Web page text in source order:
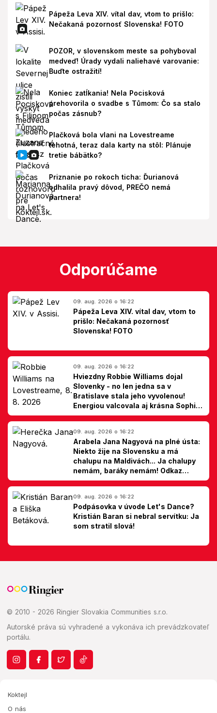
Pápeža Leva XIV. vítal dav, vtom to prišlo:
Nečakaná pozornosť Slovenska! FOTO
POZOR, v slovenskom meste sa pohyboval
medveď! Úrady vydali naliehavé varovanie:
Buďte ostražití!
Koniec zatĺkania! Nela Pocisková
prehovorila o svadbe s Tůmom: Čo sa stalo
počas zásnub?
Plačková bola vlani na Lovestreame
tehotná, teraz dala karty na stôl: Plánuje
tretie bábätko?
Priznanie po rokoch ticha: Ďurianová
odhalila pravý dôvod, PREČO nemá
partnera!
Odporúčame
09. aug. 2026 o 16:22
Pápeža Leva XIV. vítal dav, vtom to
prišlo: Nečakaná pozornosť
Slovenska! FOTO
09. aug. 2026 o 16:22
Hviezdny Robbie Williams dojal
Slovenky - no len jedna sa v
Bratislave stala jeho vyvolenou!
Energiou valcovala aj krásna Sophie
Ellis-Bextor (foto)
09. aug. 2026 o 16:22
Arabela Jana Nagyová na plné ústa:
Niekto žije na Slovensku a má
chalupu na Maldivách... Ja chalupy
nemám, baráky nemám! Odkaz
Slovákom
09. aug. 2026 o 16:22
Podpásovka v úvode Let's Dance?
Kristián Baran si nebral servítku: Ja
som stratil slová!
© 2010 - 2026 Ringier Slovakia Communities s.r.o.
Autorské práva sú vyhradené a vykonáva ich prevádzkovateľ
portálu.
Koktejl
O nás